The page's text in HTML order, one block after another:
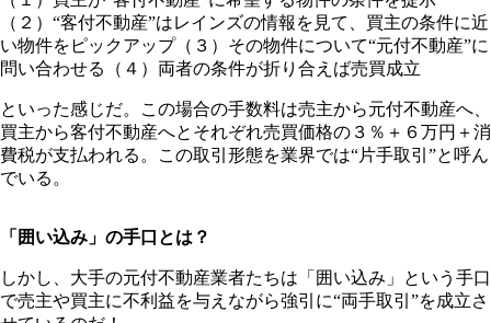
（２）“客付不動産”はレインズの情報を見て、買主の条件に近
い物件をピックアップ（３）その物件について“元付不動産”に
問い合わせる（４）両者の条件が折り合えば売買成立
といった感じだ。この場合の手数料は売主から元付不動産へ、
買主から客付不動産へとそれぞれ売買価格の３％＋６万円＋消
費税が支払われる。この取引形態を業界では“片手取引”と呼ん
でいる。
「囲い込み」の手口とは？
しかし、大手の元付不動産業者たちは「囲い込み」という手口
で売主や買主に不利益を与えながら強引に“両手取引”を成立さ